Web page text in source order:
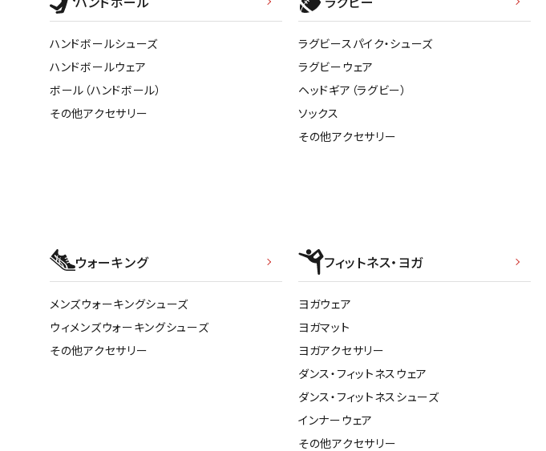
ハンドボールシューズ
ハンドボールウェア
ボール（ハンドボール）
その他アクセサリー
ラグビースパイク・シューズ
ラグビーウェア
ヘッドギア（ラグビー）
ソックス
その他アクセサリー
ウォーキング
メンズウォーキングシューズ
ウィメンズウォーキングシューズ
その他アクセサリー
フィットネス・ヨガ
ヨガウェア
ヨガマット
ヨガアクセサリー
ダンス・フィットネスウェア
ダンス・フィットネスシューズ
インナーウェア
その他アクセサリー